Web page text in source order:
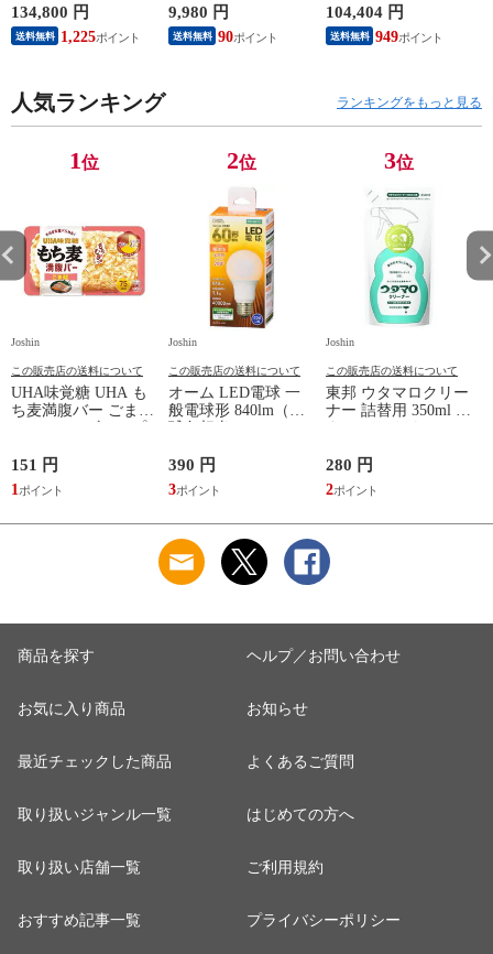
型/Windows11/Ryzen 5
7430U/メモリ
16GB/SSD
AL15-42P-
H56ZJARE/F 【返品
134,800 円
送料無料 1,225
Proコントローラー
【返品種別B】
9,980 円
送料無料 90
房：6～9畳/暖房：5
～6畳) Dシリーズ
（スターホワイト）
104,404 円
送料無料 949
人気ランキング ランキングをもっと見る
1位
Joshin
この販売店の送料について
UHA味覚糖 UHA も
ち麦満腹バー ごま鮭
品種別B】
151 円
1
2位
Joshin
この販売店の送料について
オーム LED電球 一
般電球形 840lm（電
LDA7L-G AG52 【返
品種別A】
390 円
3
3位
Joshin
この販売店の送料について
東邦 ウタマロクリー
ナー 詰替用 350ml ウ
A】
280 円
2
商品を探す
お気に入り商品
最近チェックした商品
取り扱いジャンル一覧
取り扱い店舗一覧
おすすめ記事一覧
ヘルプ／お問い合わせ
お知らせ
よくあるご質問
はじめての方へ
ご利用規約
プライバシーポリシー